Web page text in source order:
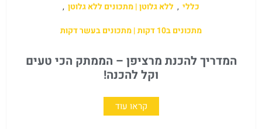
כללי , ללא גלוטן | מתכונים ללא גלוטן ,
מתכונים ב10 דקות | מתכונים בעשר דקות
המדריך להכנת מרציפן – הממתק הכי טעים
וקל להכנה!
קראו עוד